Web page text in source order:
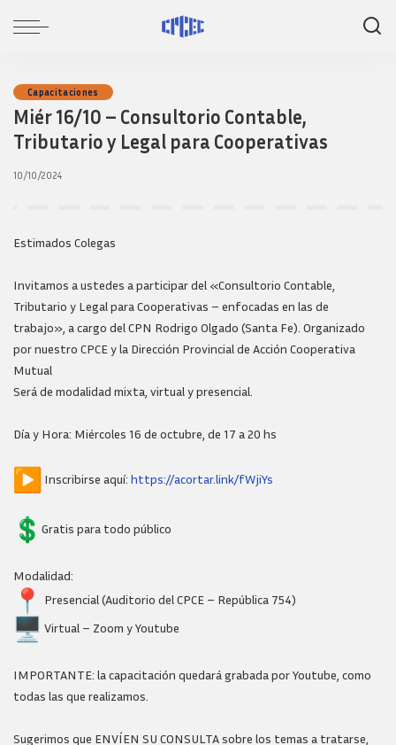
Capacitaciones
Miér 16/10 – Consultorio Contable,
Tributario y Legal para Cooperativas
10/10/2024
Estimados Colegas
Invitamos a ustedes a participar del «Consultorio Contable,
Tributario y Legal para Cooperativas – enfocadas en las de
trabajo», a cargo del CPN Rodrigo Olgado (Santa Fe). Organizado
por nuestro CPCE y la Dirección Provincial de Acción Cooperativa
Mutual
Será de modalidad mixta, virtual y presencial.
Día y Hora: Miércoles 16 de octubre, de 17 a 20 hs
Inscribirse aquí: https://acortar.link/fWjiYs
Gratis para todo público
Modalidad:
Presencial (Auditorio del CPCE – República 754)
Virtual – Zoom y Youtube
IMPORTANTE: la capacitación quedará grabada por Youtube, como
todas las que realizamos.
Sugerimos que ENVÍEN SU CONSULTA sobre los temas a tratarse,